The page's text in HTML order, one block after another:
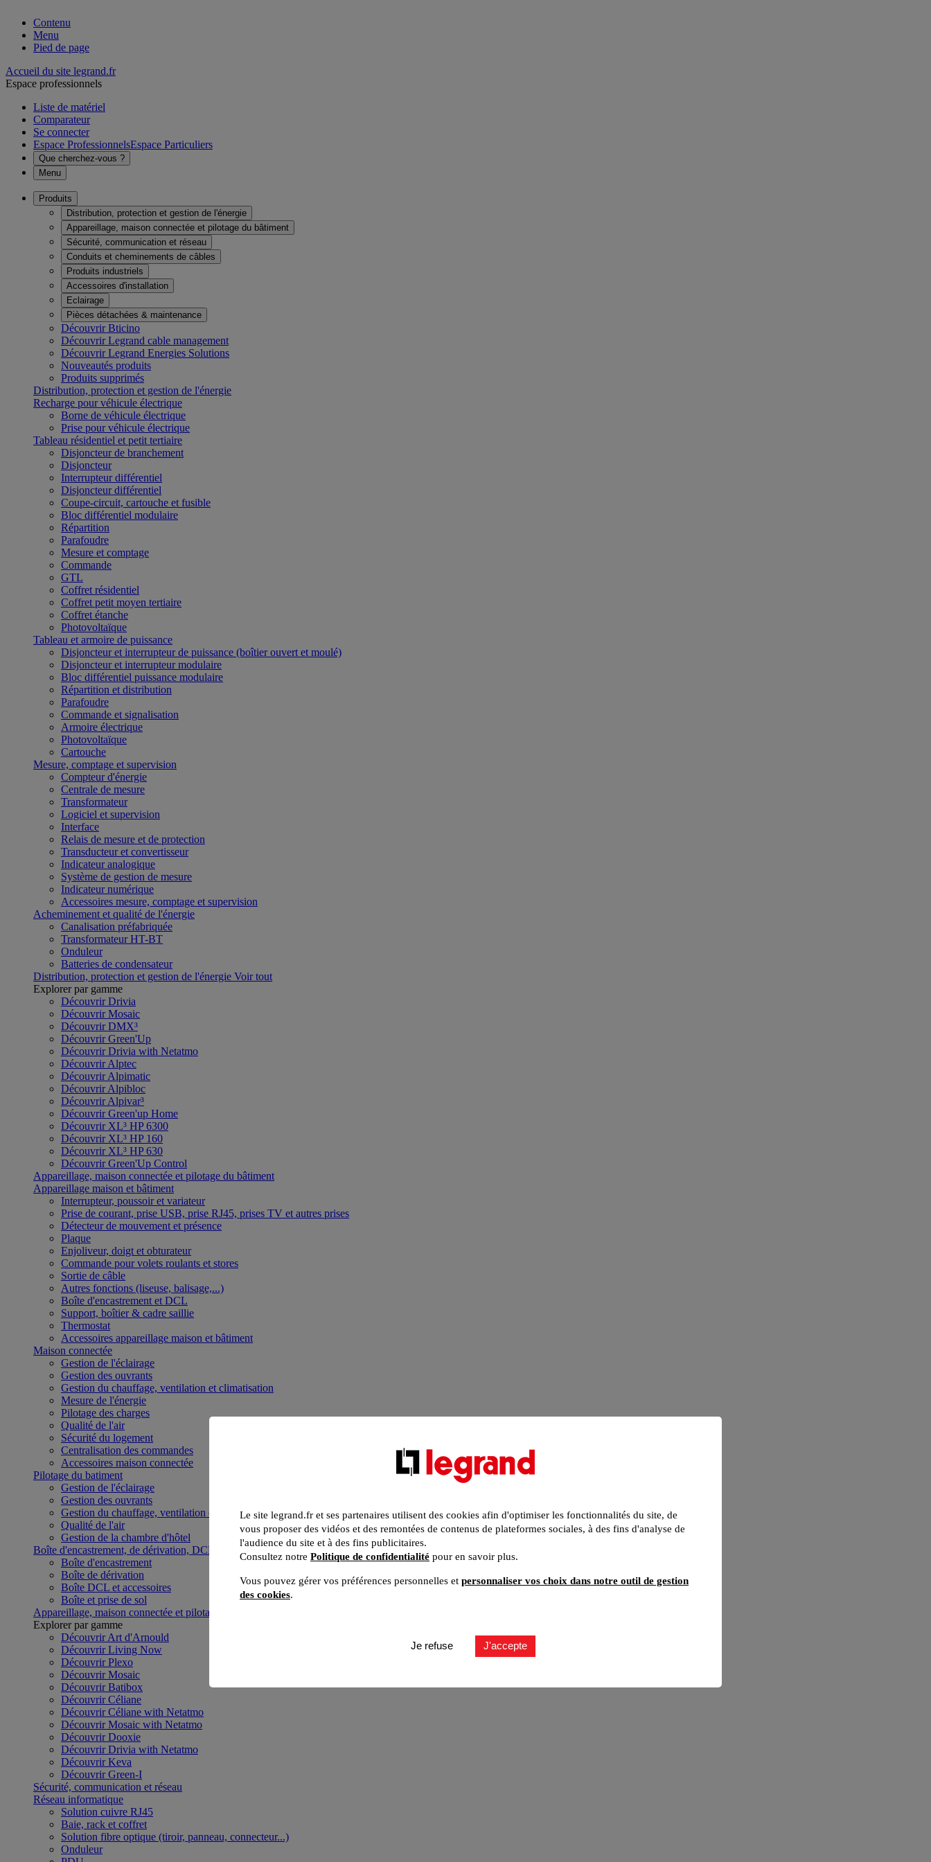
Contenu
Menu
Pied de page
Accueil du site legrand.fr
Espace professionnels
Liste de matériel
Comparateur
Se connecter
Espace ProfessionnelsEspace Particuliers
Que cherchez-vous ?
Menu
Produits
Distribution, protection et gestion de l'énergie
Appareillage, maison connectée et pilotage du bâtiment
Sécurité, communication et réseau
Conduits et cheminements de câbles
Produits industriels
Accessoires d'installation
Eclairage
Pièces détachées & maintenance
Découvrir Bticino
Découvrir Legrand cable management
Découvrir Legrand Energies Solutions
Nouveautés produits
Produits supprimés
Distribution, protection et gestion de l'énergie
Recharge pour véhicule électrique
Borne de véhicule électrique
Prise pour véhicule électrique
Tableau résidentiel et petit tertiaire
Disjoncteur de branchement
Disjoncteur
Interrupteur différentiel
Disjoncteur différentiel
Coupe-circuit, cartouche et fusible
Bloc différentiel modulaire
Répartition
Parafoudre
Mesure et comptage
Commande
GTL
Coffret résidentiel
Coffret petit moyen tertiaire
Coffret étanche
Photovoltaïque
Tableau et armoire de puissance
Disjoncteur et interrupteur de puissance (boîtier ouvert et moulé)
Disjoncteur et interrupteur modulaire
Bloc différentiel puissance modulaire
Répartition et distribution
Parafoudre
Commande et signalisation
Armoire électrique
Photovoltaïque
Cartouche
Mesure, comptage et supervision
Compteur d'énergie
Centrale de mesure
Transformateur
Logiciel et supervision
Interface
Relais de mesure et de protection
Transducteur et convertisseur
Indicateur analogique
Système de gestion de mesure
Indicateur numérique
Accessoires mesure, comptage et supervision
Acheminement et qualité de l'énergie
Canalisation préfabriquée
Transformateur HT-BT
Onduleur
Batteries de condensateur
Distribution, protection et gestion de l'énergie Voir tout
Explorer par gamme
Découvrir Drivia
Découvrir Mosaic
Découvrir DMX³
Découvrir Green'Up
Découvrir Drivia with Netatmo
Découvrir Alptec
Découvrir Alpimatic
Découvrir Alpibloc
Découvrir Alpivar³
Découvrir Green'up Home
Découvrir XL³ HP 6300
Découvrir XL³ HP 160
Découvrir XL³ HP 630
Découvrir Green'Up Control
Appareillage, maison connectée et pilotage du bâtiment
Appareillage maison et bâtiment
Interrupteur, poussoir et variateur
Prise de courant, prise USB, prise RJ45, prises TV et autres prises
Détecteur de mouvement et présence
Plaque
Enjoliveur, doigt et obturateur
Commande pour volets roulants et stores
Sortie de câble
Autres fonctions (liseuse, balisage,...)
Boîte d'encastrement et DCL
Support, boîtier & cadre saillie
Thermostat
Accessoires appareillage maison et bâtiment
Maison connectée
Gestion de l'éclairage
Gestion des ouvrants
Gestion du chauffage, ventilation et climatisation
Mesure de l'énergie
Pilotage des charges
Qualité de l'air
Sécurité du logement
Centralisation des commandes
Accessoires maison connectée
Pilotage du batiment
Gestion de l'éclairage
Gestion des ouvrants
Gestion du chauffage, ventilation et climatisation
Qualité de l'air
Gestion de la chambre d'hôtel
Boîte d'encastrement, de dérivation, DCL et boîte de sol
Boîte d'encastrement
Boîte de dérivation
Boîte DCL et accessoires
Boîte et prise de sol
Appareillage, maison connectée et pilotage du bâtiment
Explorer par gamme
Découvrir Art d'Arnould
Découvrir Living Now
Découvrir Plexo
Découvrir Mosaic
Découvrir Batibox
Découvrir Céliane
Découvrir Céliane with Netatmo
Découvrir Mosaic with Netatmo
Découvrir Dooxie
Découvrir Drivia with Netatmo
Découvrir Keva
Découvrir Green-I
Sécurité, communication et réseau
Réseau informatique
Solution cuivre RJ45
Baie, rack et coffret
Solution fibre optique (tiroir, panneau, connecteur...)
Onduleur
Le site legrand.fr et ses partenaires utilisent des cookies afin d'optimiser les fonctionnalités du site, de
vous proposer des vidéos et des remontées de contenus de plateformes sociales, à des fins d'analyse de
l'audience du site et à des fins publicitaires.
Consultez notre Politique de confidentialité pour en savoir plus.
Vous pouvez gérer vos préférences personnelles et personnaliser vos choix dans notre outil de gestion
des cookies.
Je refuse J'accepte